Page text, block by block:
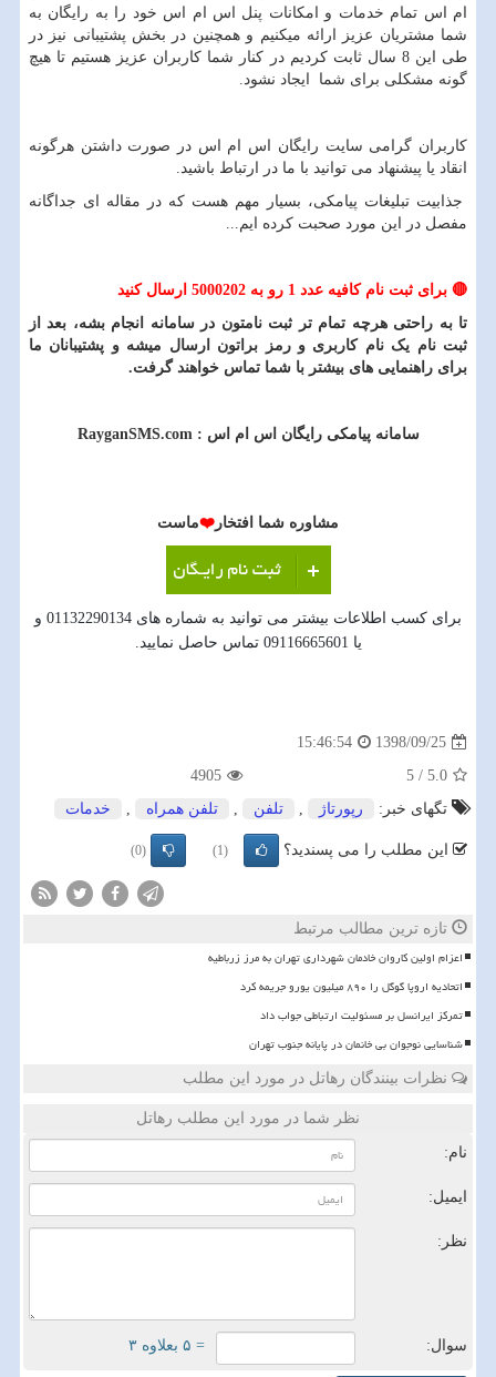
ام اس تمام خدمات و امکانات پنل اس ام اس خود را به رایگان به
شما مشتریان عزیز ارائه میکنیم و همچنین در بخش پشتیبانی نیز در
طی این 8 سال ثابت کردیم در کنار شما کاربران عزیز هستیم تا هیچ
گونه مشکلی برای شما ایجاد نشود.
کاربران گرامی سایت رایگان اس ام اس در صورت داشتن هرگونه
انقاد یا پیشنهاد می توانید با ما در ارتباط باشید.
جذابیت تبلیغات پیامکی، بسیار مهم هست که در مقاله ای جداگانه
مفصل در این مورد صحبت کرده ایم
🔴 برای ثبت نام کافیه عدد 1 رو به 5000202 ارسال کنید
تا به راحتی هرچه تمام تر ثبت نامتون در سامانه انجام بشه، بعد از
ثبت نام یک نام کاربری و رمز براتون ارسال میشه و پشتیبانان ما
برای راهنمایی های بیشتر با شما تماس خواهند گرفت.
سامانه پیامکی رایگان اس ام اس : RayganSMS.com
مشاوره شما افتخار ❤️ماست
برای کسب اطلاعات بیشتر می توانید به شماره های 01132290134 و
یا 09116665601 تماس حاصل نمایید.
1398/09/25
15:46:54
5.0
/
5
4905
تگهای خبر:
رپورتاژ , تلفن , تلفن همراه , خدمات
این مطلب را می پسندید؟ (1)
(0)
تازه ترین مطالب مرتبط
اعزام اولین کاروان خادمان شهرداری تهران به مرز زرباطیه
اتحادیه اروپا گوگل را ۸۹۰ میلیون یورو جریمه کرد
تمرکز ایرانسل بر مسئولیت ارتباطی جواب داد
شناسایی نوجوان بی خانمان در پایانه جنوب تهران
نظرات بینندگان رهاتل در مورد این مطلب
نظر شما در مورد این مطلب رهاتل
نام:
ایمیل:
نظر:
سوال: = ۵ بعلاوه ۳